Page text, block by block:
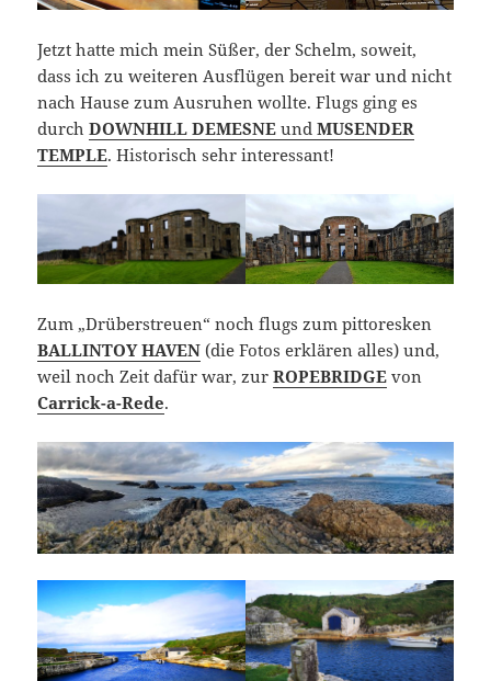
Jetzt hatte mich mein Süßer, der Schelm, soweit,
dass ich zu weiteren Ausflügen bereit war und nicht
nach Hause zum Ausruhen wollte. Flugs ging es
durchDOWNHILL DEMESNE undMUSENDER
TEMPLE. Historisch sehr interessant!
Zum „Drüberstreuen“ noch flugs zum pittoresken
BALLINTOY HAVEN (die Fotos erklären alles) und,
weil noch Zeit dafür war, zurROPEBRIDGE von
Carrick-a-Rede.